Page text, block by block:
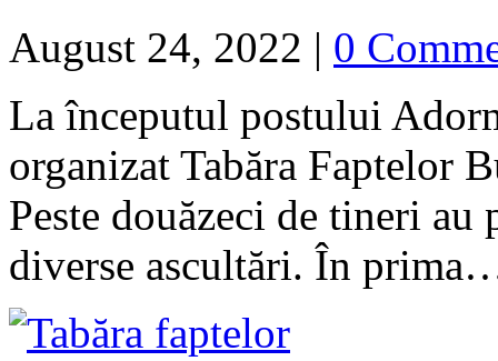
August 24, 2022 | 0
La începutul postului
organizat Tabăra Faptelor
Peste douăzeci de tineri
diverse ascultări. În